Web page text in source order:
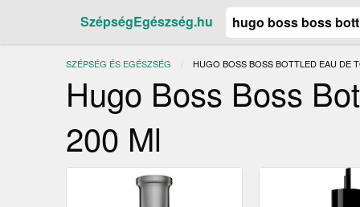
SzépségEgészség.hu
SZÉPSÉG ÉS EGÉSZSÉG JELENLEGI:
HUGO BOSS BOSS BOTTLED EAU DE
Hugo Boss Boss
200 Ml